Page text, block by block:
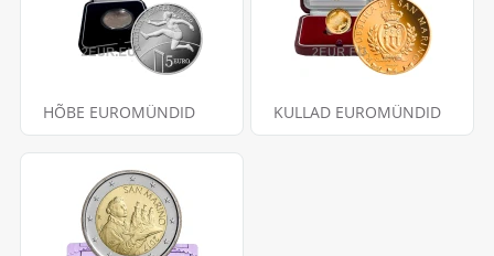
HÕBE EUROMÜNDID KULLAD EUROMÜNDID